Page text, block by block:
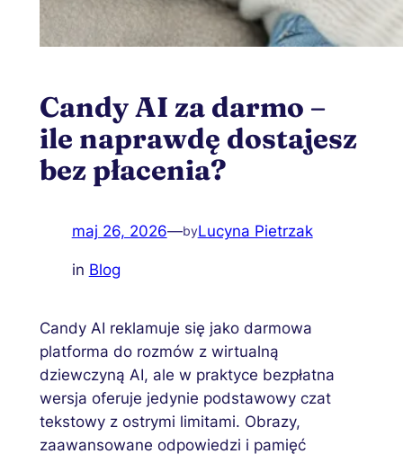
Candy AI za darmo –
ile naprawdę dostajesz
bez płacenia?
maj 26, 2026—byLucyna Pietrzak
in Blog
Candy AI reklamuje się jako darmowa
platforma do rozmów z wirtualną
dziewczyną AI, ale w praktyce bezpłatna
wersja oferuje jedynie podstawowy czat
tekstowy z ostrymi limitami. Obrazy,
zaawansowane odpowiedzi i pamięć